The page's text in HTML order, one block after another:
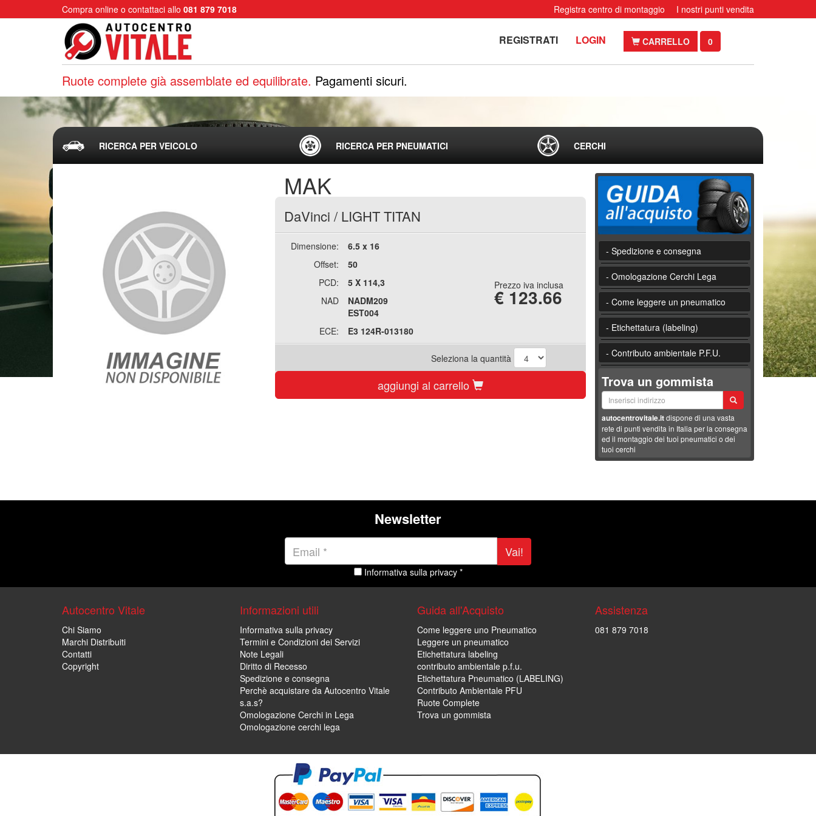
Compra online o contattaci allo 081 879 7018 Registra centro di montaggio I nostri punti vendita
REGISTRATI LOGIN CARRELLO 0
Ruote complete già assemblate ed equilibrate. Pagamenti sicuri.
RICERCA PER VEICOLO RICERCA PER PNEUMATICI CERCHI
MAK
DaVinci / LIGHT TITAN
Dimensione:
6.5 x 16
Offset:
50
PCD:
5 X 114,3
NAD
NADM209
EST004
ECE:
E3 124R-013180
Prezzo iva inclusa
€ 123.66
Seleziona la quantità
aggiungi al carrello
- Spedizione e consegna
- Omologazione Cerchi Lega
- Come leggere un pneumatico
- Etichettatura (labeling)
- Contributo ambientale P.F.U.
Trova un gommista
autocentrovitale.itdispone di una vasta
rete di punti vendita in Italia per la consegna
ed il montaggio dei tuoi pneumatici o dei
tuoi cerchi
Newsletter
Vai!
Informativa sulla privacy *
Autocentro Vitale
Chi Siamo
Marchi Distribuiti
Contatti
Copyright
Informazioni utili
Informativa sulla privacy
Termini e Condizioni dei Servizi
Note Legali
Diritto di Recesso
Spedizione e consegna
Perchè acquistare da Autocentro Vitale
s.a.s?
Omologazione Cerchi in Lega
Omologazione cerchi lega
Guida all'Acquisto
Come leggere uno Pneumatico
Leggere un pneumatico
Etichettatura labeling
contributo ambientale p.f.u.
Etichettatura Pneumatico (LABELING)
Contributo Ambientale PFU
Ruote Complete
Trova un gommista
Assistenza
081 879 7018